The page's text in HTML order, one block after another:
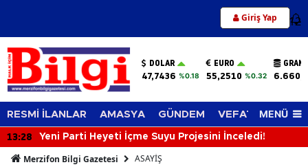
Giriş Yap 12
DOLAR
47,7436 %0.18
EURO
55,2510 %0.32
RESMİ İLANLAR AMASYA GÜNDEM VEFAT EDENLER
MENÜ
İnceledi! 12:49 Milyonlarca Öğrencinin
Merzifon Bilgi Gazetesi ASAYİŞ